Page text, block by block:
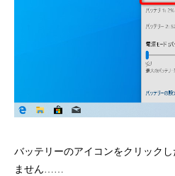
バッテリーのアイコンをクリック
ません……